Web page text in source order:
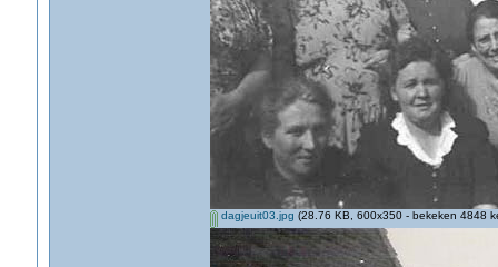
dagjeuit03.jpg (28.76 KB, 600x350 - bekeken 4848